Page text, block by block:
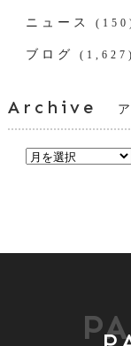
ニュース
ブログ (1,627)
Archive